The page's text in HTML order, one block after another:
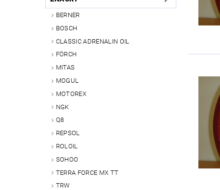
BERNER
BOSCH
CLASSIC ADRENALIN OIL
FÖRCH
MITAS
MOGUL
MOTOREX
NGK
Q8
REPSOL
ROLOIL
SOHOO
TERRA FORCE MX TT
TRW